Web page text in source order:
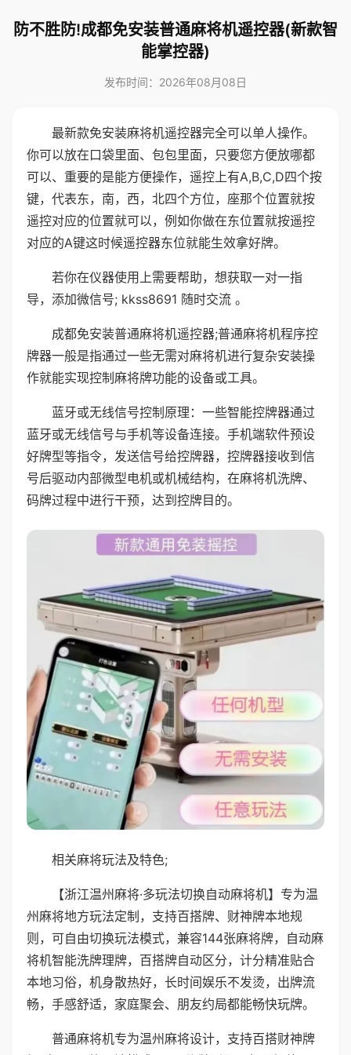
防不胜防!成都免安装普通麻将机遥控器(新款智
能掌控器)
发布时间：2026年08月08日
最新款免安装麻将机遥控器完全可以单人操作。
你可以放在口袋里面、包包里面，只要您方便放哪都
可以、重要的是能方便操作，遥控上有A,B,C,D四个按
键，代表东，南，西，北四个方位，座那个位置就按
遥控对应的位置就可以，例如你做在东位置就按遥控
对应的A键这时候遥控器东位就能生效拿好牌。
若你在仪器使用上需要帮助，想获取一对一指
导，添加微信号; kkss8691 随时交流 。
成都免安装普通麻将机遥控器;普通麻将机程序控
牌器一般是指通过一些无需对麻将机进行复杂安装操
作就能实现控制麻将牌功能的设备或工具。
蓝牙或无线信号控制原理：一些智能控牌器通过
蓝牙或无线信号与手机等设备连接。手机端软件预设
好牌型等指令，发送信号给控牌器，控牌器接收到信
号后驱动内部微型电机或机械结构，在麻将机洗牌、
码牌过程中进行干预，达到控牌目的。
相关麻将玩法及特色;
【浙江温州麻将·多玩法切换自动麻将机】专为温
州麻将地方玩法定制，支持百搭牌、财神牌本地规
则，可自由切换玩法模式，兼容144张麻将牌，自动麻
将机智能洗牌理牌，百搭牌自动区分，计分精准贴合
本地习俗，机身散热好，长时间娱乐不发烫，出牌流
畅，手感舒适，家庭聚会、朋友约局都能畅快玩牌。
普通麻将机专为温州麻将设计，支持百搭财神牌